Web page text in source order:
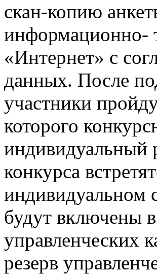
скан-копию
информационно-
«Интернет» с
данных. После
участники
которого
индивидуальный
конкурса
индивидуальном
будут включены
управленческих
резерв